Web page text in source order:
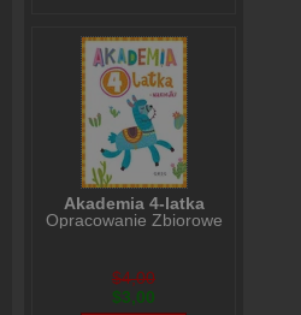
Akademia 4-latka
Opracowanie Zbiorowe
$4,00
$3,00